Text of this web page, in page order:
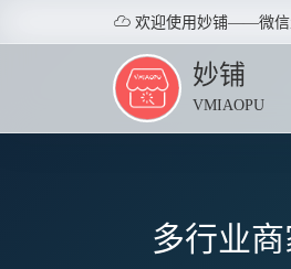
 欢迎使用妙铺——微信
妙铺
VMIAOPU
多行业